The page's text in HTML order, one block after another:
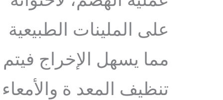
على الملينات الطبيعية
مما يسهل الإخراج فيتم
تنظيف المعد ة والأمعاء